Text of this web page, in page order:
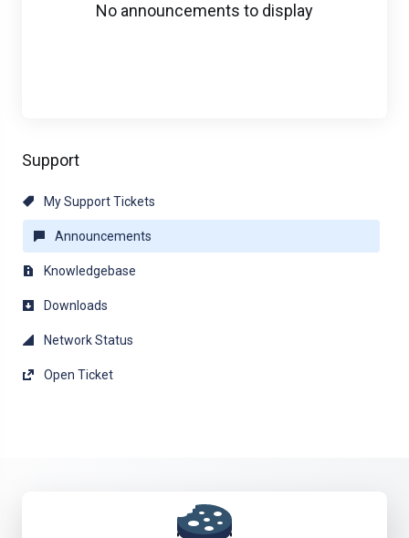
Support
My Support Tickets
Announcements
Knowledgebase
Downloads
Network Status
Open Ticket
No announcements to display